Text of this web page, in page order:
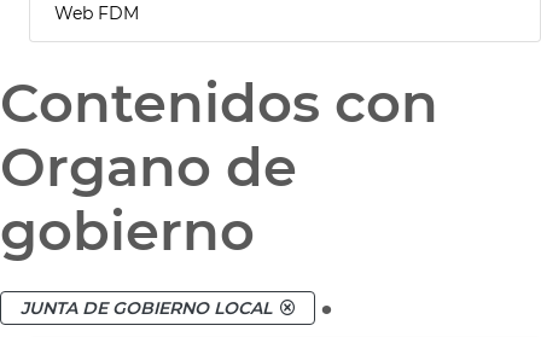
Web FDM
Contenidos con
Organo de
gobierno
JUNTA DE GOBIERNO LOCAL .